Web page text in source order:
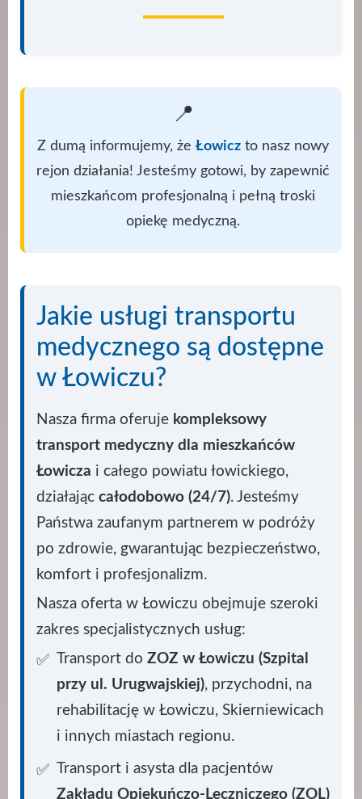
📍
Z dumą informujemy, że Łowicz to nasz nowy
rejon działania! Jesteśmy gotowi, by zapewnić
mieszkańcom profesjonalną i pełną troski
opiekę medyczną.
Jakie usługi transportu
medycznego są dostępne
w Łowiczu?
Nasza firma oferuje kompleksowy
transport medyczny dla mieszkańców
Łowicza i całego powiatu łowickiego,
działając całodobowo (24/7). Jesteśmy
Państwa zaufanym partnerem w podróży
po zdrowie, gwarantując bezpieczeństwo,
komfort i profesjonalizm.
Nasza oferta w Łowiczu obejmuje szeroki
zakres specjalistycznych usług:
Transport do ZOZ w Łowiczu (Szpital
przy ul. Urugwajskiej), przychodni, na
rehabilitację w Łowiczu, Skierniewicach
i innych miastach regionu.
Transport i asysta dla pacjentów
Zakładu Opiekuńczo-Leczniczego (ZOL)